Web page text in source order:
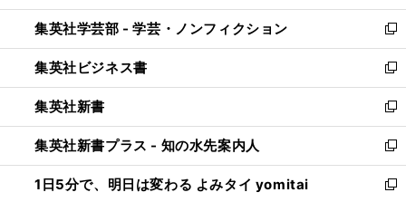
開
く
ウ
で
開
く
ン
ド
ウ
で
開
く
ウ
ィ
ン
ド
ウ
で
開
く
集英社学芸部 - 学芸・ノンフィクション
新
し
い
ウ
ィ
ン
ド
ウ
で
集英社ビジネス書
新
し
い
ウ
ィ
ン
ド
集英社新書
新
し
い
ウ
ィ
集英社新書プラス - 知の水先案内人
新
し
い
1日5分で、明日は変わる よみタイ yomitai
新